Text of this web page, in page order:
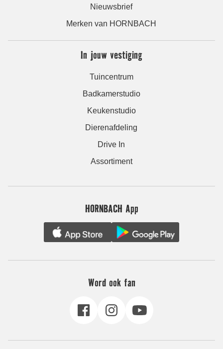
Nieuwsbrief
Merken van HORNBACH
In jouw vestiging
Tuincentrum
Badkamerstudio
Keukenstudio
Dierenafdeling
Drive In
Assortiment
HORNBACH App
Word ook fan